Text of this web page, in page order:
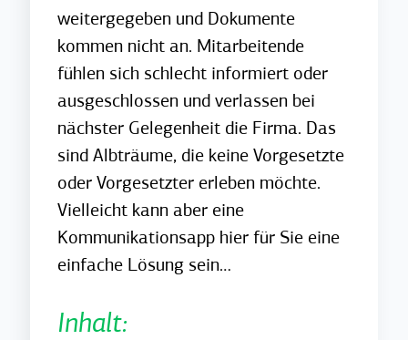
weitergegeben und Dokumente
kommen nicht an. Mitarbeitende
fühlen sich schlecht informiert oder
ausgeschlossen und verlassen bei
nächster Gelegenheit die Firma. Das
sind Albträume, die keine Vorgesetzte
oder Vorgesetzter erleben möchte.
Vielleicht kann aber eine
Kommunikationsapp hier für Sie eine
einfache Lösung sein…
Inhalt: